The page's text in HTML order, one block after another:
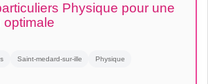
Physique pour une
optimale
Saint-medard-sur-ille Physique